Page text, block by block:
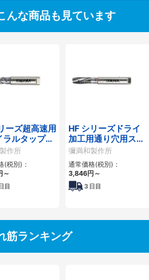
んな商品も見ています
ーズ超高速用
ラルタップ炭
合金鋼用
作所
(税別)：
～
目
HF シリーズドライ
加工用通り穴用スパ
イラルタップ炭素
鋼・合金鋼用
HDISL
彌満和製作所
通常価格(税別)：
3,846円～
3 日目
筋ランキング